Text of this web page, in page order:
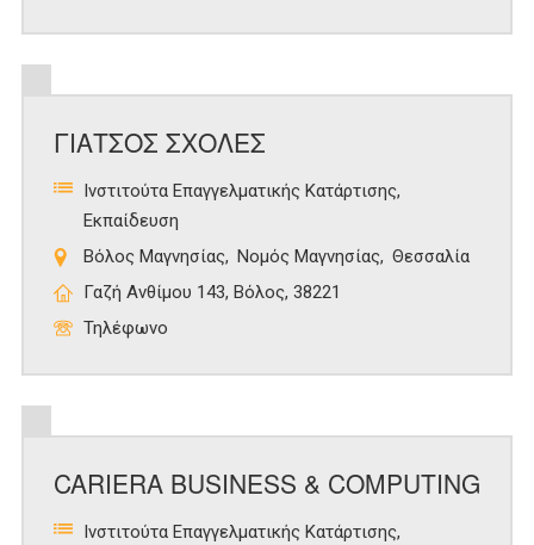
ΓΙΑΤΣΟΣ ΣΧΟΛΕΣ
Ινστιτούτα Επαγγελματικής Κατάρτισης
Εκπαίδευση
Βόλος Μαγνησίας
Νομός Μαγνησίας
Θεσσαλία
Γαζή Ανθίμου 143, Βόλος, 38221
Τηλέφωνο
CARIERA BUSINESS & COMPUTING
Ινστιτούτα Επαγγελματικής Κατάρτισης